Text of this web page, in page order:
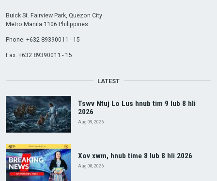
Buick St. Fairview Park, Quezon City
Metro Manila 1106 Philippines
Phone: +632 89390011 - 15
Fax: +632 89390011 - 15
LATEST
Tswv Ntuj Lo Lus hnub tim 9 lub 8 hli
2026
Aug 09, 2026
Xov xwm, hnub time 8 lub 8 hli 2026
Aug 08, 2026